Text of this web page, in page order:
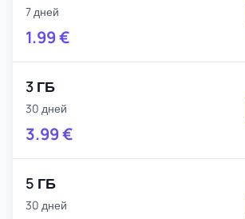
7 дней
1.99€
3 ГБ
30 дней
3.99€
5 ГБ
30 дней